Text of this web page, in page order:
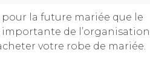
la future mariée que le
importante de l’organisation
votre robe de mariée.